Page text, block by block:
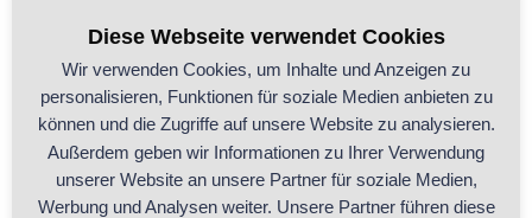
Business-Feng-Shui: Schlüssel zu mehr
Mitarbeitermotivation
„Das ist aber nicht bei uns!!“ Diesen Satz höre ich oft, wenn ich mit ...
Diese Webseite verwendet Cookies
Wir verwenden Cookies, um Inhalte und Anzeigen zu
personalisieren, Funktionen für soziale Medien anbieten zu
können und die Zugriffe auf unsere Website zu analysieren.
Außerdem geben wir Informationen zu Ihrer Verwendung
unserer Website an unsere Partner für soziale Medien,
Werbung und Analysen weiter. Unsere Partner führen diese